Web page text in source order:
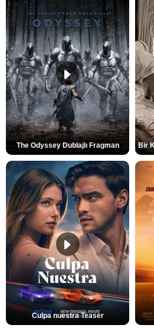
The Odyssey Dublajlı Fragman
Culpa nuestra Teaser